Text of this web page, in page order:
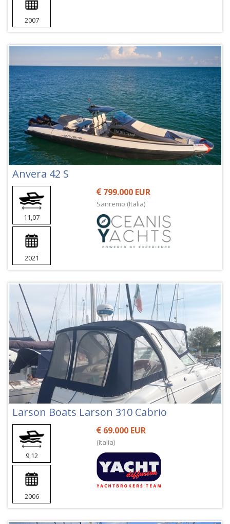
2007
Anvera 42 S
11,07
2021
799.000 EUR
Sanremo (Italia)
Larson Boats Larson 310 Cabrio
9,12
2006
69.000 EUR
(Italia)